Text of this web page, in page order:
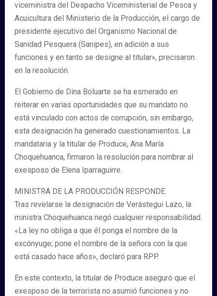
viceministra del Despacho Viceministerial de Pesca y
Acuicultura del Ministerio de la Producción, el cargo de
presidente ejecutivo del Organismo Nacional de
Sanidad Pesquera (Sanipes), en adición a sus
funciones y en tanto se designe al titular», precisaron
en la resolución.
El Gobierno de Dina Boluarte se ha esmerado en
reiterar en varias oportunidades que su mandato no
está vinculado con actos de corrupción, sin embargo,
esta designación ha generado cuestionamientos. La
mandataria y la titular de Produce, Ana María
Choquehuanca, firmaron la resolución para nombrar al
exesposo de Elena Iparraguirre.
MINISTRA DE LA PRODUCCIÓN RESPONDE
Tras revelarse la designación de Verástegui Lazo, la
ministra Choquehuanca negó cualquier responsabilidad.
«La ley no obliga a que él ponga el nombre de la
excónyuge; pone el nombre de la señora con la que
está casado hace años», declaró para RPP.
En este contexto, la titular de Produce aseguró que el
exesposo de la terrorista no asumió funciones y no